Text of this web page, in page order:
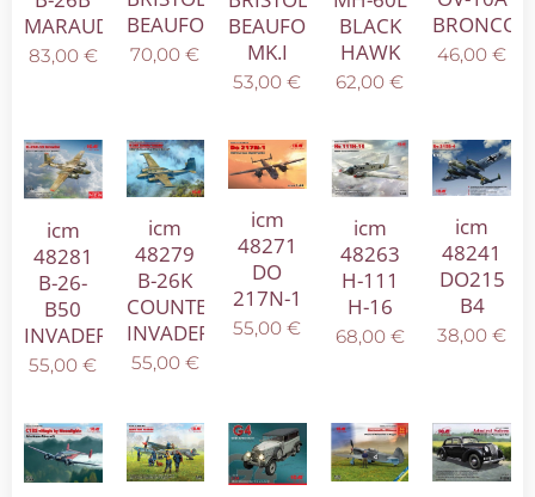
MARAUDER
83,00€
BEAUFORT
70,00 €
BEAUFORT
MK.I
53,00 €
BLACK
HAWK
62,00 €
BRONCO
46,00 €
icm
48281
B-26-
B50
INVADER
55,00 €
icm
48279
B-26K
COUNTER
INVADER
55,00€
icm
48271
DO
217N-1
55,00 €
icm
48263
H-111
H-16
68,00€
icm
48241
DO215
B4
38,00 €